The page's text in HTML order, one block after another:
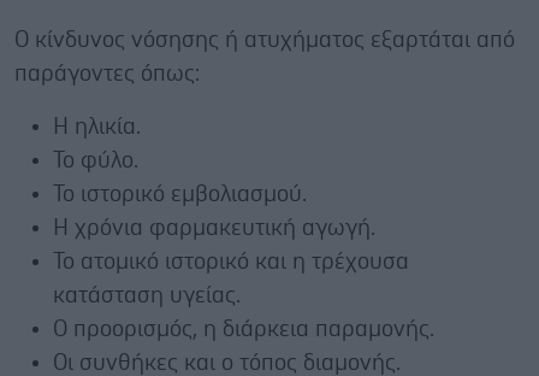
Ο κίνδυνος νόσησης ή ατυχήματος εξαρτάται από
παράγοντες όπως:
Η ηλικία.
Το φύλο.
Το ιστορικό εμβολιασμού.
Η χρόνια φαρμακευτική αγωγή.
Το ατομικό ιστορικό και η τρέχουσα
κατάσταση υγείας.
Ο προορισμός, η διάρκεια παραμονής.
Οι συνθήκες και ο τόπος διαμονής.